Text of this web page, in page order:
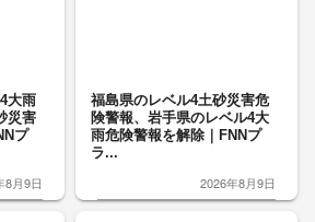
大雨
災害
プ
8月9日
福島県のレベル4土砂災害危
険警報、岩手県のレベル4大
雨危険警報を解除｜FNNプ
ラ...
2026年8月9日